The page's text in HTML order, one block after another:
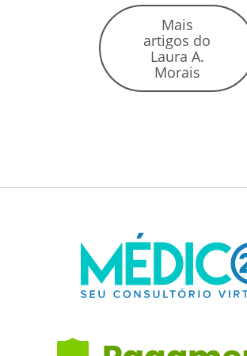
Mais
artigos do
Laura A.
Morais